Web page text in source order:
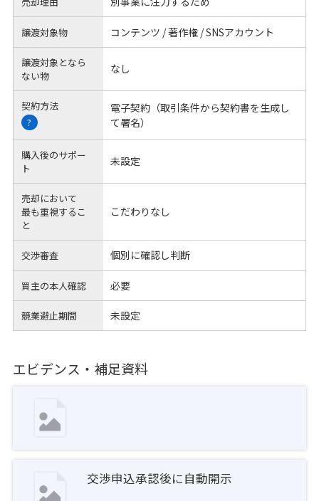
譲渡対象物 コンテンツ / 著作権 / SNSアカウント
譲渡対象となら
ない物
なし
契約方法
?
電子契約（取引条件から契約書を生成し
て署名）
購入後のサポー
ト
未設定
売却において
最も重視するこ
と
こだわりなし
交渉審査 個別に確認し判断
買主の本人確認 必要
競業避止期間 未設定
エビデンス・補足資料
交渉申込承認後に自動開示